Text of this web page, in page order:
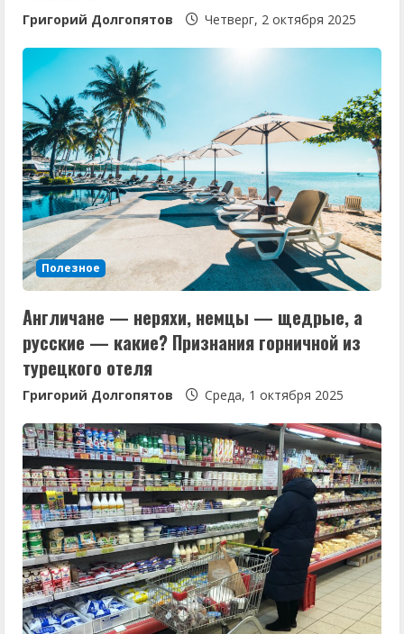
Григорий Долгопятов Четверг, 2 октября 2025
Полезное
Англичане — неряхи, немцы — щедрые, а
русские — какие? Признания горничной из
турецкого отеля
Григорий Долгопятов Среда, 1 октября 2025